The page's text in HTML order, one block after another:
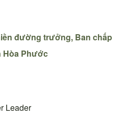
đường trưởng, Ban chấp
Hòa Phước
Leader